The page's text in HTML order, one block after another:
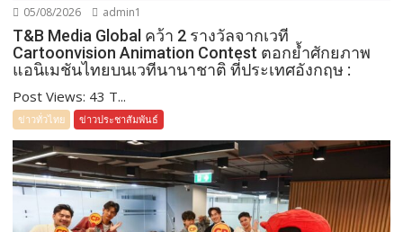
05/08/2026 admin1
T&B Media Global คว้า 2 รางวัลจากเวที
Cartoonvision Animation Contest ตอกย้ำศักยภาพ
แอนิเมชันไทยบนเวทีนานาชาติ ที่ประเทศอังกฤษ :
Post Views: 43 T...
ข่าวทั่วไทย ข่าวประชาสัมพันธ์